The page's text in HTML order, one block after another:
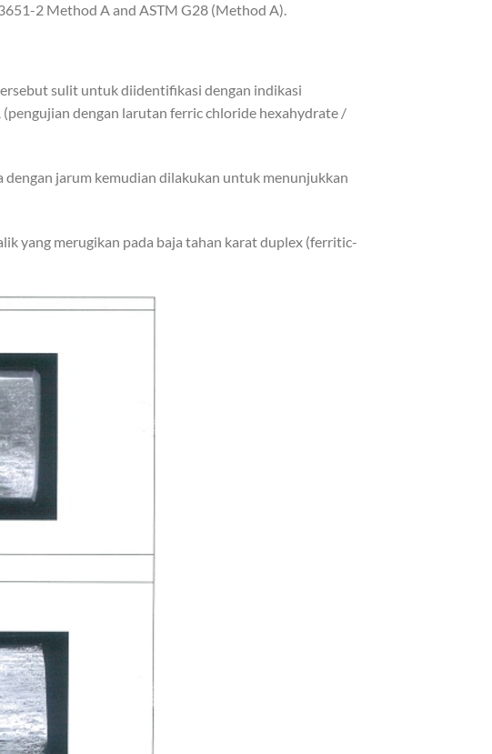
2 Method A and ASTM G28 (Method A).
sulit untuk diidentifikasi dengan indikasi
dengan larutan ferric chloride hexahydrate /
jarum kemudian dilakukan untuk menunjukkan
yang merugikan pada baja tahan karat duplex (ferritic-